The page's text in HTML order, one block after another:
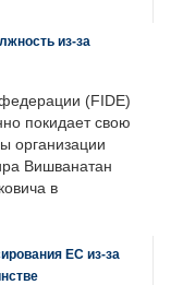
из-за
(FIDE)
покидает свою
организации
Вишванатан
в
ЕС из-за